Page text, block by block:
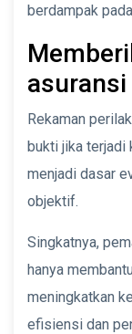
berdampak
Rekaman
bukti jika terjadi
menjadi dasar
objektif.
Singkatnya,
hanya
meningkatkan
efisiensi dan